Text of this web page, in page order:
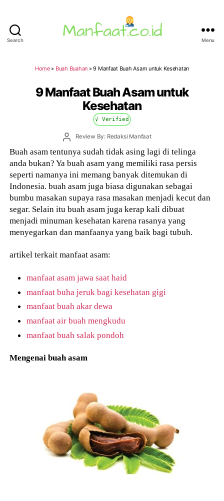
Search Menu
Home» Buah Buahan »9 Manfaat Buah Asam untuk Kesehatan
9 Manfaat Buah Asam untuk
Kesehatan
√ Verified
PostReview By: Redaksi Manfaat
Buah asam tentunya sudah tidak asing lagi di telinga
anda bukan? Ya buah asam yang memiliki rasa persis
seperti namanya ini memang banyak ditemukan di
Indonesia. buah asam juga biasa digunakan sebagai
bumbu masakan supaya rasa masakan menjadi kecut dan
segar. Selain itu buah asam juga kerap kali dibuat
menjadi minuman kesehatan karena rasanya yang
menyegarkan dan manfaanya yang baik bagi tubuh.
artikel terkait manfaat asam:
manfaat asam jawa saat haid
manfaat buha jeruk bagi kesehatan gigi
manfaat buah akar dewa
manfaat air buah mengkudu
manfaat buah salak pondoh
Mengenai buah asam